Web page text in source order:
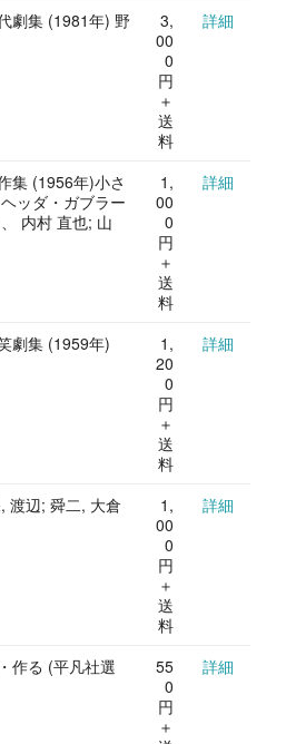
劇集 (1981年) 野
3,
00
0
円
＋
送
料
詳細
集 (1956年)小さ
ッダ・ガブラー
内村 直也; 山
1,
00
0
円
＋
送
料
詳細
劇集 (1959年)
1,
20
0
円
＋
送
料
詳細
渡辺; 舜二, 大倉
1,
00
0
円
＋
送
料
詳細
作る (平凡社選
55
0
円
＋
詳細